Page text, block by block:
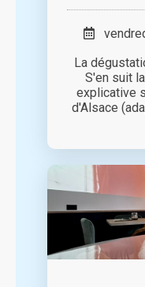
La
S'en suit
explicative
d'Alsace